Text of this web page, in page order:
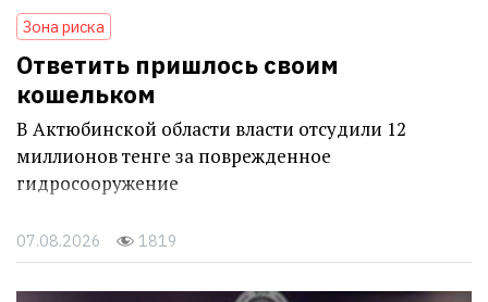
Зона риска
Ответить пришлось своим
кошельком
В Актюбинской области власти отсудили 12
миллионов тенге за поврежденное
гидросооружение
07.08.2026 1819